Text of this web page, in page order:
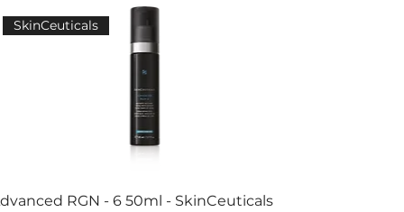
SkinCeuticals
RGN - 6 50ml - SkinCeuticals